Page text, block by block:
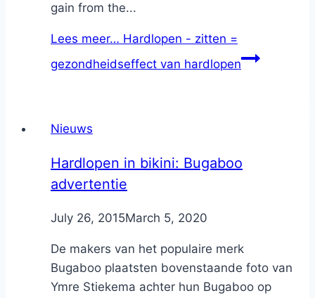
gain from the...
Lees meer… Hardlopen - zitten =
gezondheidseffect van hardlopen
Nieuws
Hardlopen in bikini: Bugaboo
advertentie
ByNicole
July 26, 2015March 5, 2020
De makers van het populaire merk
Bugaboo plaatsten bovenstaande foto van
Ymre Stiekema achter hun Bugaboo op